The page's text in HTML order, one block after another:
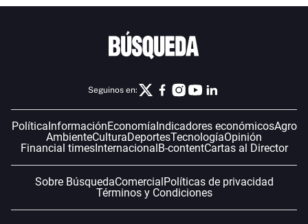
Seguinos en:
Política InformaciónEconomía Indicadores económicosAgro
AmbienteCulturaDeportesTecnologíaOpinión
Financial timesInternacional B-contentCartas al Director
Sobre BúsquedaComercial Políticas de privacidad
Términos y Condiciones